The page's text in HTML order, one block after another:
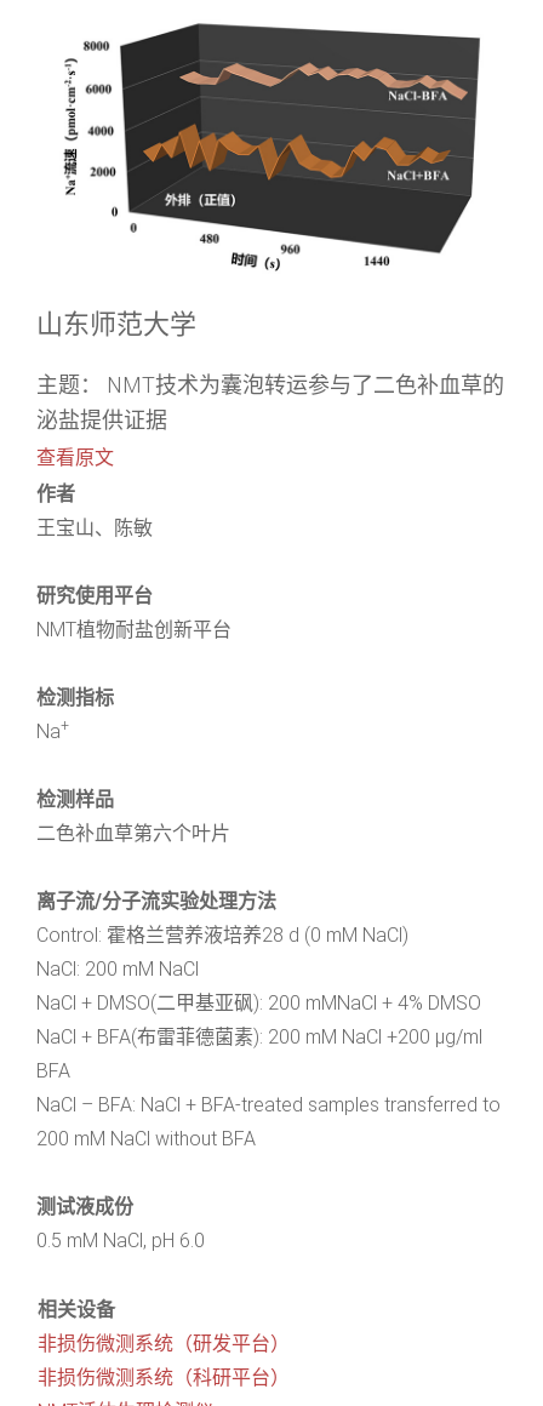
山东师范大学
主题： NMT技术为囊泡转运参与了二色补血草的
泌盐提供证据
查看原文
作者
王宝山、陈敏
研究使用平台
NMT植物耐盐创新平台
检测指标
Na+
检测样品
二色补血草第六个叶片
离子流/分子流实验处理方法
Control: 霍格兰营养液培养28 d (0 mM NaCl)
NaCl: 200 mM NaCl
NaCl + DMSO(二甲基亚砜): 200 mMNaCl + 4% DMSO
NaCl + BFA(布雷菲德菌素): 200 mM NaCl +200 μg/ml
BFA
NaCl – BFA: NaCl + BFA-treated samples transferred to
200 mM NaCl without BFA
测试液成份
0.5 mM NaCl, pH 6.0
相关设备
非损伤微测系统（研发平台）
非损伤微测系统（科研平台）